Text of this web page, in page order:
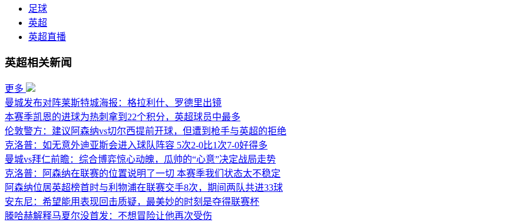
足球
英超
英超直播
英超相关新闻
更多
曼城发布对阵莱斯特城海报：格拉利什、罗德里出镜
本赛季凯恩的进球为热刺拿到22个积分，英超球员中最多
伦敦警方：建议阿森纳vs切尔西提前开球，但遭到枪手与英超的拒绝
克洛普：如无意外迪亚斯会进入球队阵容 5次2-0比1次7-0好得多
曼城vs拜仁前瞻：综合博弈惊心动魄，瓜帅的“心意”决定战局走势
克洛普：阿森纳在联赛的位置说明了一切 本赛季我们状态太不稳定
阿森纳位居英超榜首时与利物浦在联赛交手8次，期间两队共进33球
安东尼：希望能用表现回击质疑，最美妙的时刻是夺得联赛杯
滕哈赫解释马夏尔没首发：不想冒险让他再次受伤